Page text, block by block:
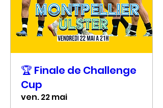
🏆 Finale de Challenge
Cup
ven. 22 mai